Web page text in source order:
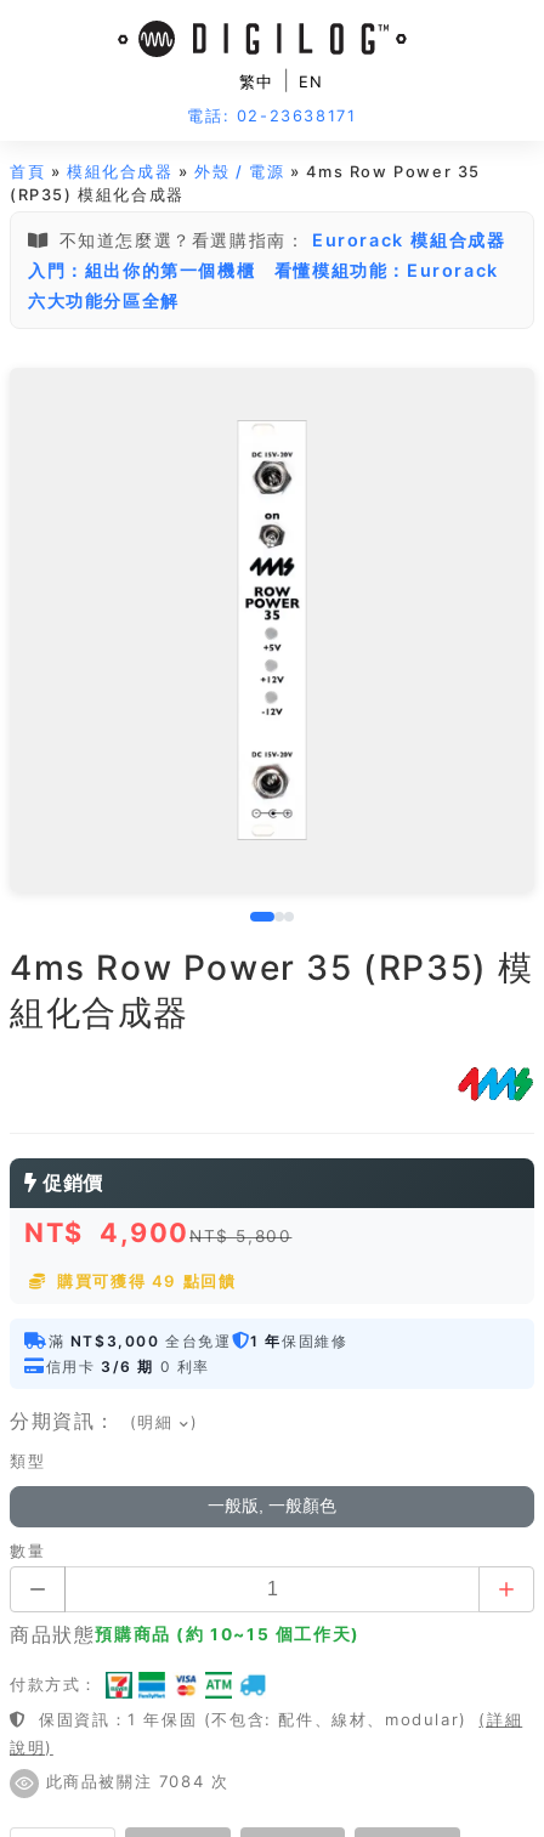
繁中
EN
電話: 02-23638171
首頁 »模組化合成器 »外殼 / 電源 » 4ms Row Power 35
(RP35) 模組化合成器
不知道怎麼選？看選購指南：
Eurorack 模組合成器
入門：組出你的第一個機櫃
看懂模組功能：Eurorack
六大功能分區全解
4ms Row Power 35 (RP35) 模
組化合成器
促銷價
NT$ 4,900NT$ 5,800
購買可獲得 49 點回饋
滿 NT$3,000 全台免運 1 年保固維修
信用卡 3/6 期 0 利率
分期資訊： (明細 )
類型
一般版, 一般顏色
數量
商品狀態預購商品 (約 10~15 個工作天)
付款方式：
保固資訊：1 年保固 (不包含: 配件、線材、modular)
(詳細
說明)
此商品被關注 7084 次